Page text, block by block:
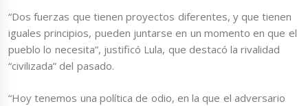
“Dos fuerzas que tienen proyectos diferentes, y que tienen
iguales principios, pueden juntarse en un momento en que el
pueblo lo necesita”, justificó Lula, que destacó la rivalidad
“civilizada” del pasado.
“Hoy tenemos una política de odio, en la que el adversario